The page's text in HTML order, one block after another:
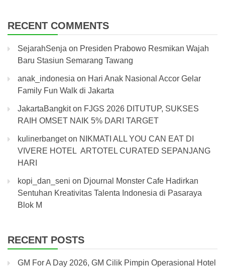
RECENT COMMENTS
SejarahSenja on Presiden Prabowo Resmikan Wajah
Baru Stasiun Semarang Tawang
anak_indonesia on Hari Anak Nasional Accor Gelar
Family Fun Walk di Jakarta
JakartaBangkiton FJGS 2026 DITUTUP, SUKSES
RAIH OMSET NAIK 5% DARI TARGET
kulinerbangeton NIKMATI ALL YOU CAN EAT DI
VIVERE HOTEL ARTOTEL CURATED SEPANJANG
HARI
kopi_dan_seni on Djournal Monster Cafe Hadirkan
Sentuhan Kreativitas Talenta Indonesia di Pasaraya
Blok M
RECENT POSTS
GM For A Day 2026, GM Cilik Pimpin Operasional Hotel